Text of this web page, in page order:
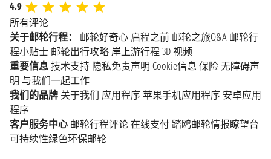
4.9
所有评论
关于邮轮行程：
邮轮好奇心 启程之前 邮轮之旅Q&A 邮轮行
程小贴士 邮轮出行攻略 岸上游行程 3D 视频
重要信息 技术支持 隐私免责声明 Cookie信息 保险 无障碍声
明 与我们一起工作
我们的品牌 关于我们 应用程序 苹果手机应用程序 安卓应用
程序
客户服务中心 邮轮行程评论 在线支付 踏鸥邮轮情报瞭望台
可持续性绿色环保邮轮